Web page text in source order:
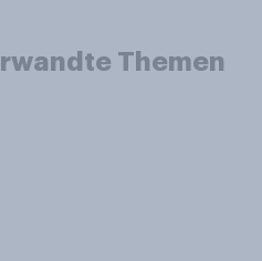
Themen